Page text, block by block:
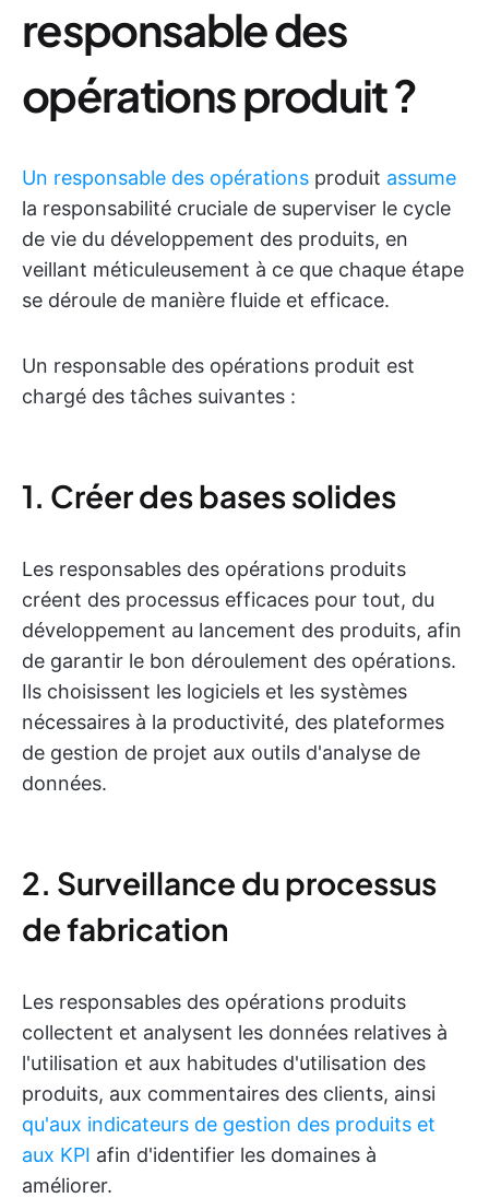
responsable des
opérations produit ?
Un responsable des opérations produit assume
la responsabilité cruciale de superviser le cycle
de vie du développement des produits, en
veillant méticuleusement à ce que chaque étape
se déroule de manière fluide et efficace.
Un responsable des opérations produit est
chargé des tâches suivantes :
1. Créer des bases solides
Les responsables des opérations produits
créent des processus efficaces pour tout, du
développement au lancement des produits, afin
de garantir le bon déroulement des opérations.
Ils choisissent les logiciels et les systèmes
nécessaires à la productivité, des plateformes
de gestion de projet aux outils d'analyse de
données.
2. Surveillance du processus
de fabrication
Les responsables des opérations produits
collectent et analysent les données relatives à
l'utilisation et aux habitudes d'utilisation des
produits, aux commentaires des clients, ainsi
qu'aux indicateurs de gestion des produits et
aux KPI afin d'identifier les domaines à
améliorer.